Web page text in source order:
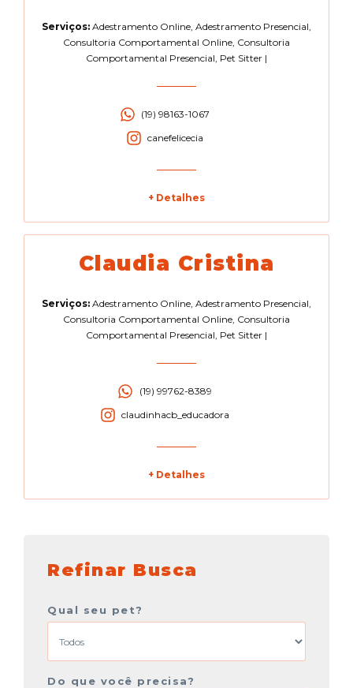
Refinar Busca
Qual seu pet?
Do que você precisa?
Serviços: Adestramento Online, Adestramento Presencial,
Consultoria Comportamental Online, Consultoria
Comportamental Presencial, Pet Sitter |
(19) 98163-1067
canefelicecia
+ Detalhes
Claudia Cristina
Serviços: Adestramento Online, Adestramento Presencial,
Consultoria Comportamental Online, Consultoria
Comportamental Presencial, Pet Sitter |
(19) 99762-8389
claudinhacb_educadora
+ Detalhes